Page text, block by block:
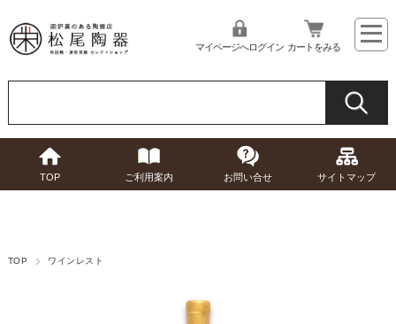
マイページへログイン カートをみる
TOP ご利用案内 お問い合せ サイトマップ
TOP ワインレスト